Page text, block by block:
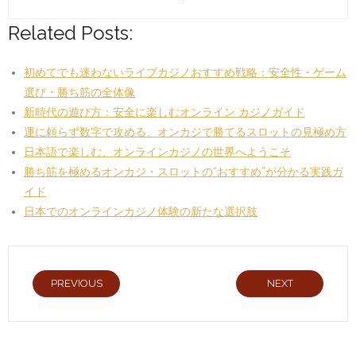
Related Posts:
初めてでも迷わないライブカジノおすすめ戦略：安全性・ゲーム
選び・勝ち筋の全体像
新時代の遊び方：安全に楽しむオンライン カジノガイド
運に頼らず数字で攻める、オンカジで勝てるスロットの見極め方
日本語で楽しむ、オンラインカジノの世界へようこそ
勝ち筋を極めるオンカジ・スロットの“おすすめ”が分かる実践ガ
イド
日本でのオンラインカジノ体験の新たな選択肢
PREVIOUS NEXT